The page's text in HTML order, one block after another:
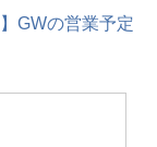
】GWの営業予定